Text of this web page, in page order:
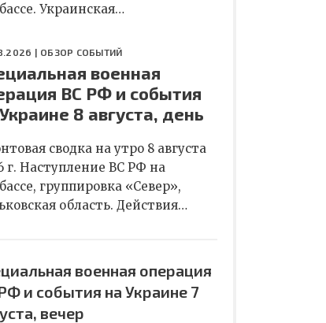
Украинская…
| ОБЗОР СОБЫТИЙ
военная
ВС РФ и события
8 августа, день
сводка на утро 8 августа
г. Наступление ВС РФ на
группировка «Север»,
область. Действия…
военная операция
и события на Украине 7
вечер